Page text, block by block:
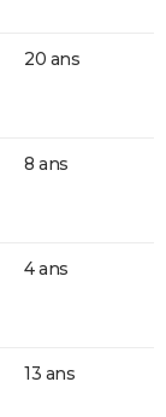
20 ans
8 ans
4 ans
13 ans